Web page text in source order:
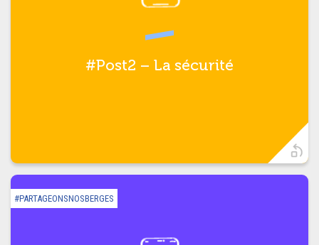
#Post2 – La sécurité
Soyons responsables et
#partageonsnosberges !
#PARTAGEONSNOSBERGES